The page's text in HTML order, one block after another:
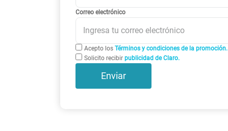
Correo electrónico
Acepto los Términos y condiciones de la promoción.
Solicito recibir publicidad de Claro.
Enviar